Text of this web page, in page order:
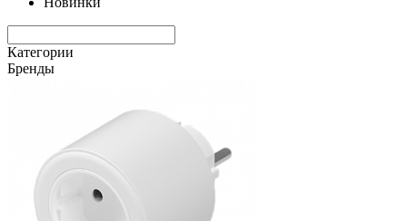
Категории
Бренды